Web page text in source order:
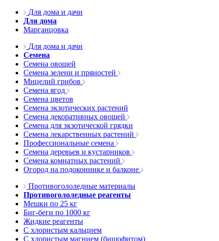
Для дома и дачи
Для дома
Марганцовка
Для дома и дачи
Семена
Семена овощей
Семена зелени и пряностей
Мицелий грибов
Семена ягод
Семена цветов
Семена экзотических растений
Семена декоративных овощей
Семена для экзотической грядки
Семена лекарственных растений
Профессиональные семена
Семена деревьев и кустарников
Семена комнатных растений
Огород на подоконнике и балконе
Противогололедные материалы
Противогололедные реагенты
Мешки по 25 кг
Биг-беги по 1000 кг
Жидкие реагенты
С хлористым кальцием
С хлористым магнием (бишофитом)